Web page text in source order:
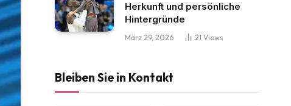
Herkunft und persönliche
Hintergründe
März 29, 2026 21 Views
Bleiben Sie in Kontakt